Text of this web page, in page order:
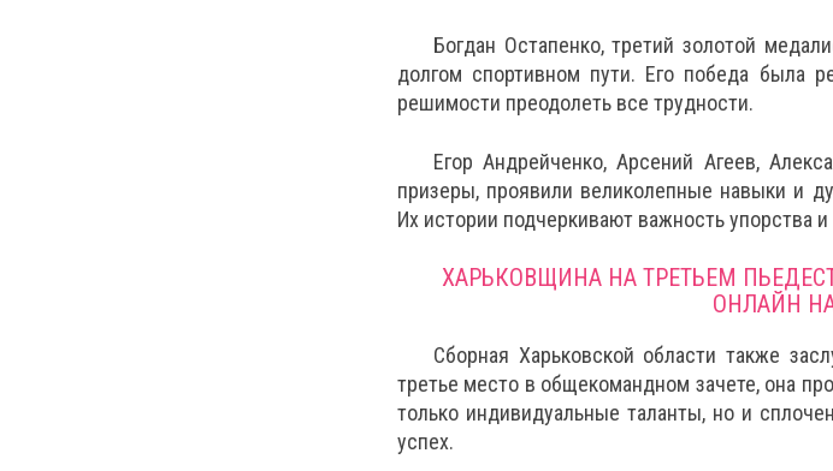
Богдан Остапенко, третий золотой
долгом спортивном пути. Его победа была
решимости преодолеть все трудности.
Егор Андрейченко, Арсений Агеев,
призеры, проявили великолепные навыки и
Их истории подчеркивают важность упорства
ХАРЬКОВЩИНА НА ТРЕТЬЕМ
ОНЛАЙН
Сборная Харьковской области также
третье место в общекомандном зачете, она
только индивидуальные таланты, но и
успех.